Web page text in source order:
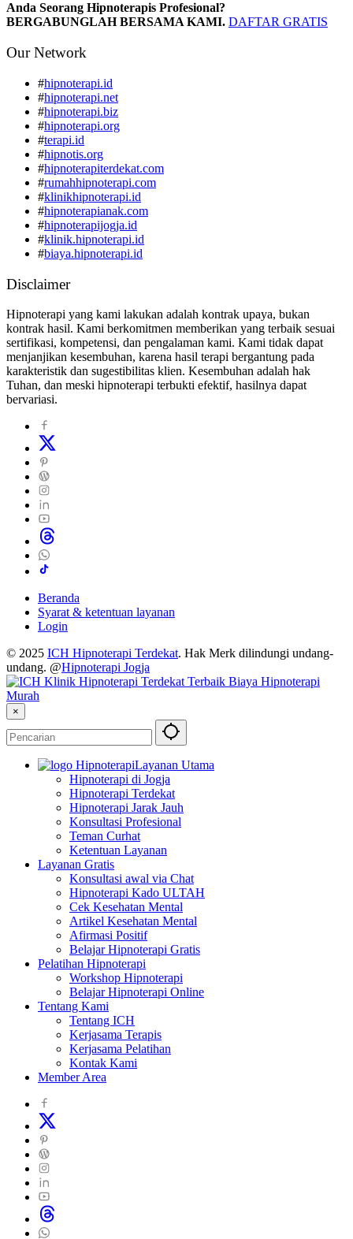
Anda Seorang Hipnoterapis Profesional?
BERGABUNGLAH BERSAMA KAMI. DAFTAR GRATIS
Our Network
#hipnoterapi.id
#hipnoterapi.net
#hipnoterapi.biz
#hipnoterapi.org
#terapi.id
#hipnotis.org
#hipnoterapiterdekat.com
#rumahhipnoterapi.com
#klinikhipnoterapi.id
#hipnoterapianak.com
#hipnoterapijogja.id
#klinik.hipnoterapi.id
#biaya.hipnoterapi.id
Disclaimer
Hipnoterapi yang kami lakukan adalah kontrak upaya, bukan
kontrak hasil. Kami berkomitmen memberikan yang terbaik sesuai
sertifikasi, kompetensi, dan pengalaman kami. Kami tidak dapat
menjanjikan kesembuhan, karena hasil terapi bergantung pada
karakteristik dan sugestibilitas klien. Kesembuhan adalah hak
Tuhan, dan meski hipnoterapi terbukti efektif, hasilnya dapat
bervariasi.
Beranda
Syarat & ketentuan layanan
Login
© 2025 ICH Hipnoterapi Terdekat. Hak Merk dilindungi undang-
undang. @Hipnoterapi Jogja
×
Layanan Utama
Hipnoterapi di Jogja
Hipnoterapi Terdekat
Hipnoterapi Jarak Jauh
Konsultasi Profesional
Teman Curhat
Ketentuan Layanan
Layanan Gratis
Konsultasi awal via Chat
Hipnoterapi Kado ULTAH
Cek Kesehatan Mental
Artikel Kesehatan Mental
Afirmasi Positif
Belajar Hipnoterapi Gratis
Pelatihan Hipnoterapi
Workshop Hipnoterapi
Belajar Hipnoterapi Online
Tentang Kami
Tentang ICH
Kerjasama Terapis
Kerjasama Pelatihan
Kontak Kami
Member Area